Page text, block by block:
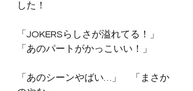
した！
「JOKERSらしさが溢れてる！」
「あのパートがかっこいい！」
「あのシーンやばい…」　「まさか